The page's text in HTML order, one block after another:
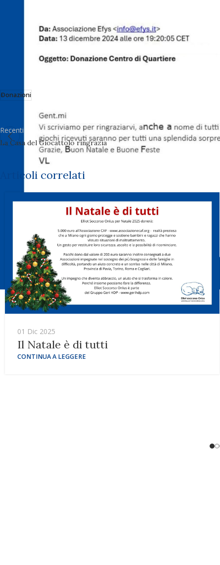
Donazioni
Recenti
La Casa del Giocattolo ringrazia
Articoli correlati
01 Dic 2025
Il Natale è di tutti
CONTINUA A LEGGERE